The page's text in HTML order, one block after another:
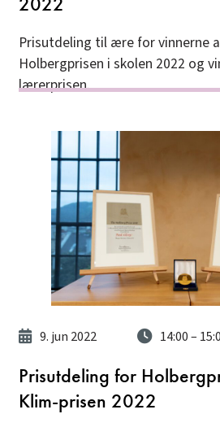
Prisutdeling til ære for vinnerne
Holbergprisen i skolen 2022 og
lærerprisen.
9. jun 2022 14:00–
Prisutdeling for
Klim-prisen 2022